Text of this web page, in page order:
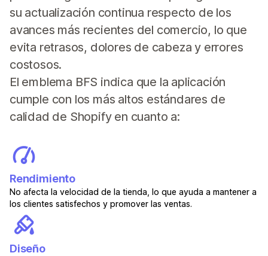
su actualización continua respecto de los
avances más recientes del comercio, lo que
evita retrasos, dolores de cabeza y errores
costosos.
El emblema BFS indica que la aplicación
cumple con los más altos estándares de
calidad de Shopify en cuanto a:
Rendimiento
No afecta la velocidad de la tienda, lo que ayuda a mantener a
los clientes satisfechos y promover las ventas.
Diseño